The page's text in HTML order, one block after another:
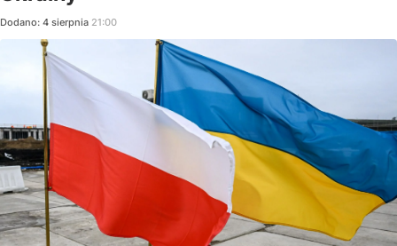
Dodano: 4 sierpnia 21:00